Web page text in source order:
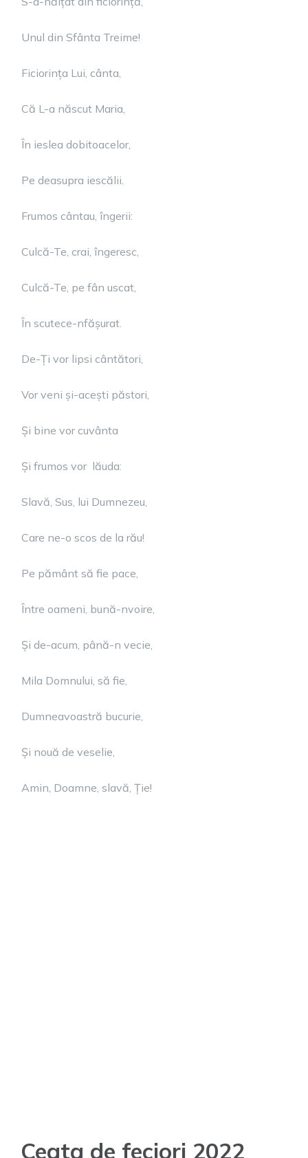
Unul din Sfânta Treime!
Ficiorința Lui, cânta,
Că L-a născut Maria,
În ieslea dobitoacelor,
Pe deasupra iescălii.
Frumos cântau, îngerii:
Culcă-Te, crai, îngeresc,
Culcă-Te, pe fân uscat,
În scutece-nfășurat.
De-Ți vor lipsi cântători,
Vor veni și-acești păstori,
Și bine vor cuvânta
Și frumos vor lăuda:
Slavă, Sus, lui Dumnezeu,
Care ne-o scos de la rău!
Pe pământ să fie pace,
Între oameni, bună-nvoire,
Și de-acum, până-n vecie,
Mila Domnului, să fie,
Dumneavoastră bucurie,
Și nouă de veselie,
Amin, Doamne, slavă, Ție!
Ceata de feciori 2022